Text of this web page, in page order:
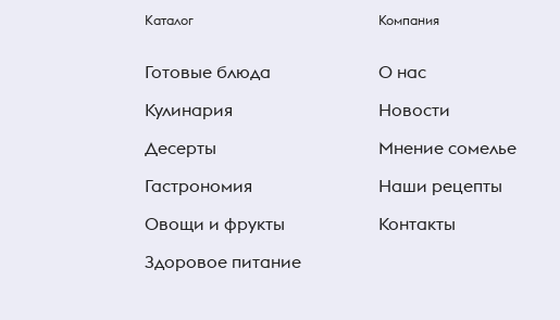
Каталог
Готовые блюда
Кулинария
Десерты
Гастрономия
Овощи и фрукты
Здоровое питание
Компания
О нас
Новости
Мнение сомелье
Наши рецепты
Контакты